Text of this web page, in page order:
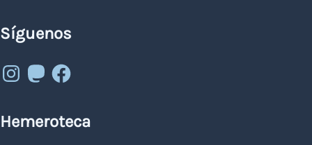
Síguenos
Instagram
MastodonFacebook
Hemeroteca